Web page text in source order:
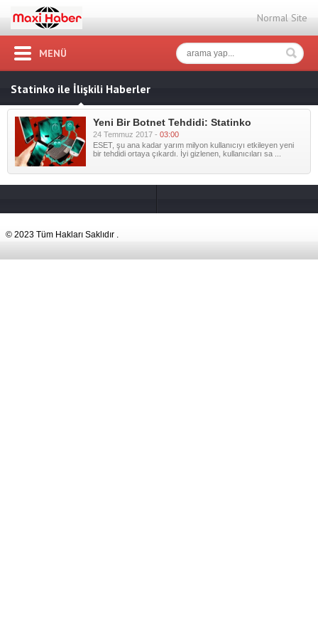
Normal Site
MENÜ
Statinko ile İlişkili Haberler
Yeni Bir Botnet Tehdidi: Statinko
24 Temmuz 2017 - 03:00
ESET, şu ana kadar yarım milyon kullanıcıyı etkileyen yeni
bir tehdidi ortaya çıkardı. İyi gizlenen, kullanıcıları sa ...
© 2023 Tüm Hakları Saklıdır .